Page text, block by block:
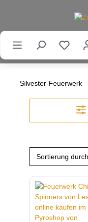
Silvester-Feuerwerk